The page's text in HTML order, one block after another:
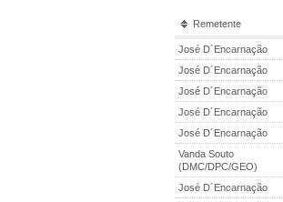
Remetente
José D´Encarnação
José D´Encarnação
José D´Encarnação
José D´Encarnação
José D´Encarnação
Vanda Souto
(DMC/DPC/GEO)
José D´Encarnação